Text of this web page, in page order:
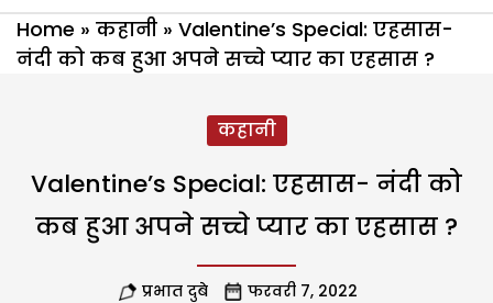
Home » कहानी » Valentine’s Special: एहसास-
नंदी को कब हुआ अपने सच्चे प्यार का एहसास ?
कहानी
Valentine’s Special: एहसास- नंदी को
कब हुआ अपने सच्चे प्यार का एहसास ?
प्रभात दुबे फरवरी 7, 2022